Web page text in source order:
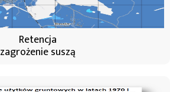
Retencja
zagrożenie suszą